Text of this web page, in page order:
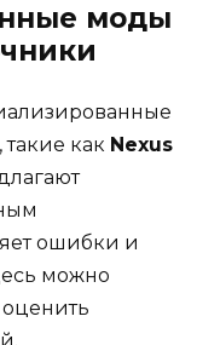
моды
как Nexus
ошибки и
можно